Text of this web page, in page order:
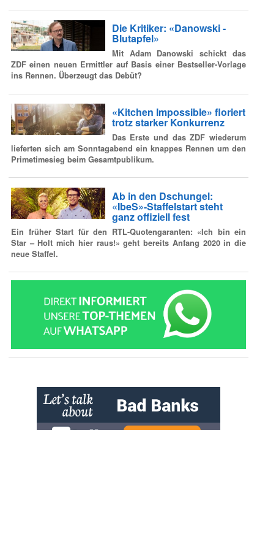
Die Kritiker: «Danowski -
Blutapfel»
Mit Adam Danowski schickt das
ZDF einen neuen Ermittler auf Basis einer Bestseller-Vorlage
ins Rennen. Überzeugt das Debüt?
«Kitchen Impossible» floriert
trotz starker Konkurrenz
Das Erste und das ZDF wiederum
lieferten sich am Sonntagabend ein knappes Rennen um den
Primetimesieg beim Gesamtpublikum.
Ab in den Dschungel:
«IbeS»-Staffelstart steht
ganz offiziell fest
Ein früher Start für den RTL-Quotengaranten: «Ich bin ein
Star – Holt mich hier raus!» geht bereits Anfang 2020 in die
neue Staffel.